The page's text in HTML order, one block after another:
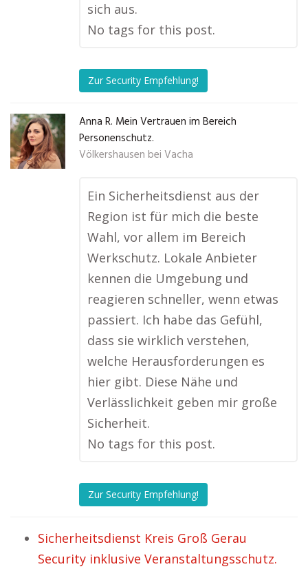
sich aus.
No tags for this post.
Zur Security Empfehlung!
Anna R. Mein Vertrauen im Bereich
Personenschutz.
Völkershausen bei Vacha
Ein Sicherheitsdienst aus der
Region ist für mich die beste
Wahl, vor allem im Bereich
Werkschutz. Lokale Anbieter
kennen die Umgebung und
reagieren schneller, wenn etwas
passiert. Ich habe das Gefühl,
dass sie wirklich verstehen,
welche Herausforderungen es
hier gibt. Diese Nähe und
Verlässlichkeit geben mir große
Sicherheit.
No tags for this post.
Zur Security Empfehlung!
Sicherheitsdienst Kreis Groß Gerau
Security inklusive Veranstaltungsschutz.